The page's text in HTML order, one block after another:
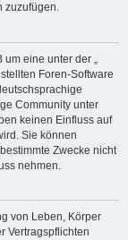
zuzufügen.
eine unter der „
Foren-Software
Community unter
keinen Einfluss auf
Sie können
Zwecke nicht
nehmen.
von Leben, Körper
Vertragspflichten